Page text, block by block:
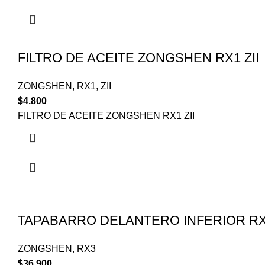
FILTRO DE ACEITE ZONGSHEN RX1 ZII
ZONGSHEN , RX1, ZII
$4.800
FILTRO DE ACEITE ZONGSHEN RX1 ZII
TAPABARRO DELANTERO INFERIOR
ZONGSHEN , RX3